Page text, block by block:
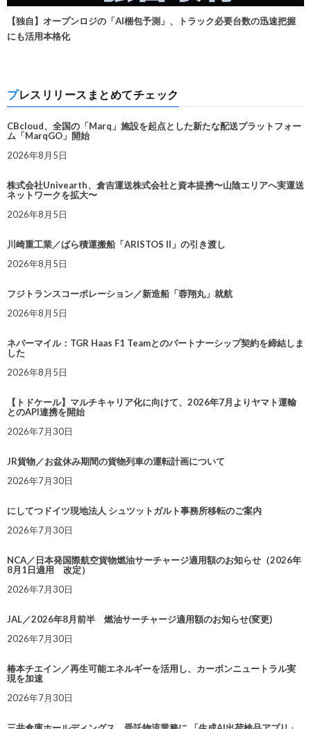
【独自】オープンロジの「AI梱包予測」、トラック必要台数の迅速把握
にも活用本格化
プレスリリースまとめてチェック
CBcloud、全国の「Marq」施設を起点とした新たな配送プラットフォー
ム「MarqGO」開始
2026年8月5日
株式会社Univearth、倉吉運送株式会社と資本提携〜山陰エリアへ実運送
ネットワークを拡大〜
2026年8月5日
川崎重工業／ばら積運搬船「ARISTOS II」の引き渡し
2026年8月5日
フジトランスコーポレーション／新造船「蓉翔丸」就航
2026年8月5日
ネバーマイル：TGR Haas F1 Teamとのパートナーシップ契約を締結しま
した
2026年8月5日
【トドケール】マルチキャリア化に向けて、2026年7月よりヤマト運輸
とのAPI連携を開始
2026年7月30日
JR貨物／お盆休み期間の貨物列車の運転計画について
2026年7月30日
にしてつドイツ現地法人 シュツットガルト事務所移転のご案内
2026年7月30日
NCA／日本発国際航空貨物燃油サーチャージ適用額のお知らせ（2026年
8月1日適用 改定）
2026年7月30日
JAL／2026年8月前半 燃油サーチャージ適用額のお知らせ(変更)
2026年7月30日
椿本チエイン／再生可能エネルギーを活用し、カーボンニュートラル実
現を加速
2026年7月30日